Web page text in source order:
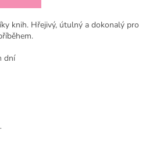
knih. Hřejivý, útulný a dokonalý pro
dní